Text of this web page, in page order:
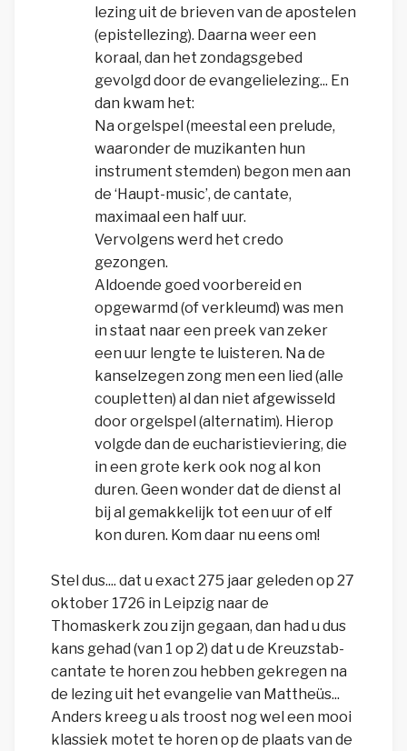
lezing uit de brieven van de apostelen
(epistellezing). Daarna weer een
koraal, dan het zondagsgebed
gevolgd door de evangelielezing... En
dan kwam het:
Na orgelspel (meestal een prelude,
waaronder de muzikanten hun
instrument stemden) begon men aan
de ‘Haupt-music’, de cantate,
maximaal een half uur.
Vervolgens werd het credo
gezongen.
Aldoende goed voorbereid en
opgewarmd (of verkleumd) was men
in staat naar een preek van zeker
een uur lengte te luisteren. Na de
kanselzegen zong men een lied (alle
coupletten) al dan niet afgewisseld
door orgelspel (alternatim). Hierop
volgde dan de eucharistieviering, die
in een grote kerk ook nog al kon
duren. Geen wonder dat de dienst al
bij al gemakkelijk tot een uur of elf
kon duren. Kom daar nu eens om!
Stel dus.... dat u exact 275 jaar geleden op 27
oktober 1726 in Leipzig naar de
Thomaskerk zou zijn gegaan, dan had u dus
kans gehad (van 1 op 2) dat u de Kreuzstab-
cantate te horen zou hebben gekregen na
de lezing uit het evangelie van Mattheüs...
Anders kreeg u als troost nog wel een mooi
klassiek motet te horen op de plaats van de